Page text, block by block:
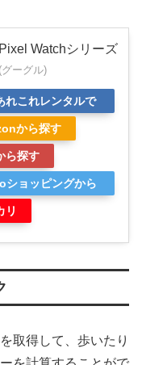
Watchシリーズ
ーグル)
れこれレンタルで
から探す
ら探す
ショッピングから
リ
取得して、歩いたり